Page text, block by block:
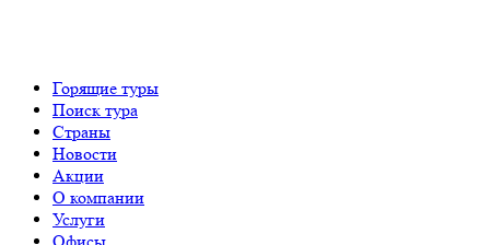
Горящие туры
Поиск тура
Страны
Новости
Акции
О компании
Услуги